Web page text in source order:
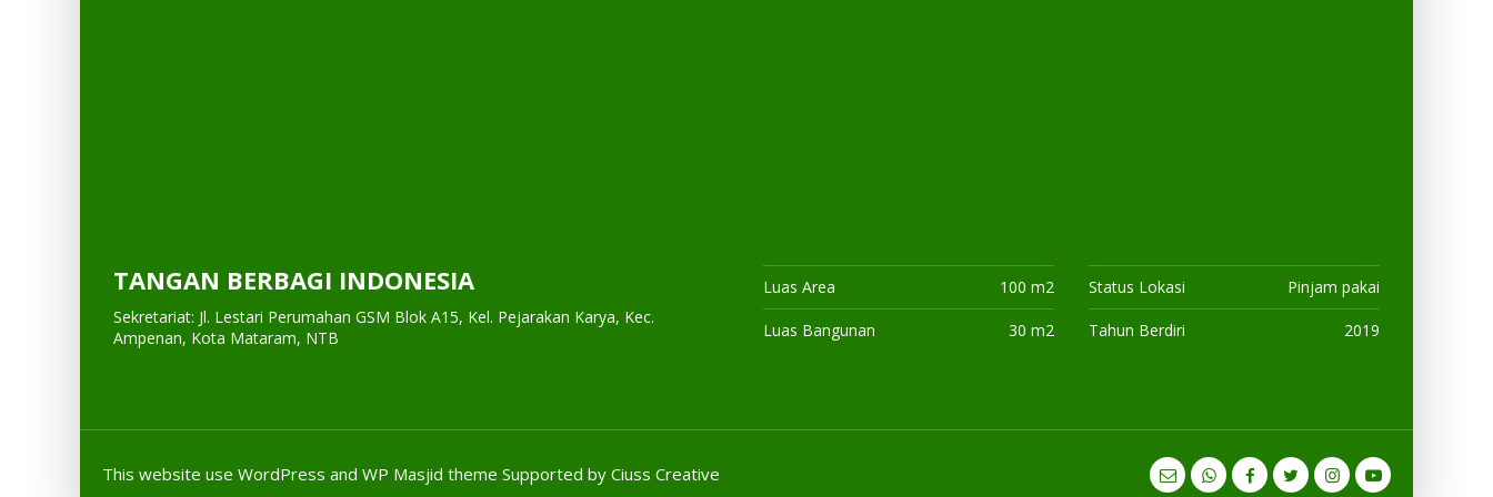
TANGAN BERBAGI INDONESIA
Sekretariat: Jl. Lestari Perumahan GSM Blok A15, Kel. Pejarakan Karya, Kec.
Ampenan, Kota Mataram, NTB
Luas Area 100 m2
Luas Bangunan 30 m2
Status Lokasi Pinjam pakai
Tahun Berdiri 2019
This website use WordPress and WP Masjid theme Supported by Ciuss Creative